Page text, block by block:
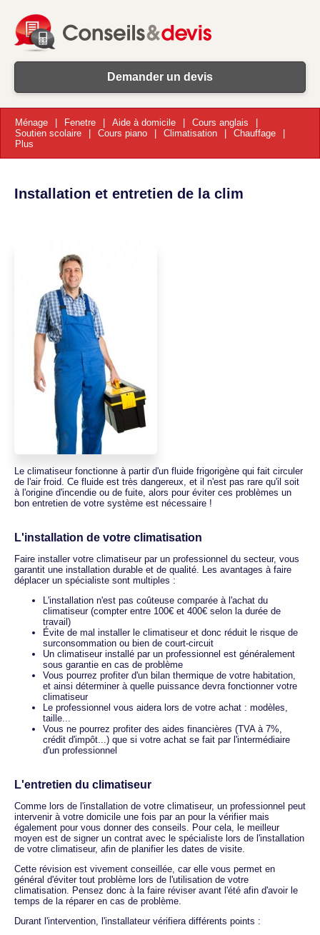
Demander un devis
Ménage Fenetre Aide à domicile
Cours anglais
Soutien scolaire
Cours piano Climatisation
Chauffage
Plus
Installation et entretien de la clim
Le climatiseur fonctionne à partir d'un fluide frigorigène qui fait circuler
de l'air froid. Ce fluide est très dangereux, et il n'est pas rare qu'il soit
à l'origine d'incendie ou de fuite, alors pour éviter ces problèmes un
bon entretien de votre système est nécessaire !
L'installation de votre climatisation
Faire installer votre climatiseur par un professionnel du secteur, vous
garantit une installation durable et de qualité. Les avantages à faire
déplacer un spécialiste sont multiples :
L'installation n'est pas coûteuse comparée à l'achat du
climatiseur (compter entre 100€ et 400€ selon la durée de
travail)
Évite de mal installer le climatiseur et donc réduit le risque de
surconsommation ou bien de court-circuit
Un climatiseur installé par un professionnel est généralement
sous garantie en cas de problème
Vous pourrez profiter d'un bilan thermique de votre habitation,
et ainsi déterminer à quelle puissance devra fonctionner votre
climatiseur
Le professionnel vous aidera lors de votre achat : modèles,
taille...
Vous ne pourrez profiter des aides financières (TVA à 7%,
crédit d'impôt...) que si votre achat se fait par l'intermédiaire
d'un professionnel
L'entretien du climatiseur
Comme lors de l'installation de votre climatiseur, un professionnel peut
intervenir à votre domicile une fois par an pour la vérifier mais
également pour vous donner des conseils. Pour cela, le meilleur
moyen est de signer un contrat avec le spécialiste lors de l'installation
de votre climatiseur, afin de planifier les dates de visite.
Cette révision est vivement conseillée, car elle vous permet en
général d'éviter tout problème lors de l'utilisation de votre
climatisation. Pensez donc à la faire réviser avant l'été afin d'avoir le
temps de la réparer en cas de problème.
Durant l'intervention, l'installateur vérifiera différents points :